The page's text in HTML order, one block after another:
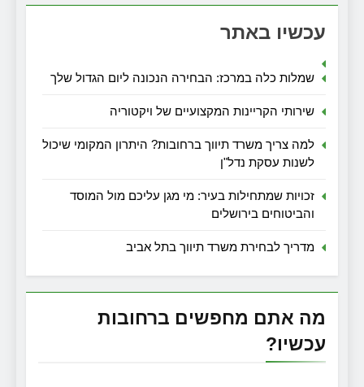
עכשיו באתר
שמלות כלה במרכז: הבחירה הנכונה ליום הגדול שלך
שירותי הקריינות המקצועיים של ויקטוריה
למה צריך משרד תיווך ברחובות? היתרון המקומי שיכול
לשנות עסקת נדל"ן
זכויות שמתחילות בעיר: מי מגן עליכם מול המוסד
והביטוחים בירושלים
מדריך לבחירת משרד תיווך בתל אביב
מה אתם מחפשים ברחובות
עכשיו?